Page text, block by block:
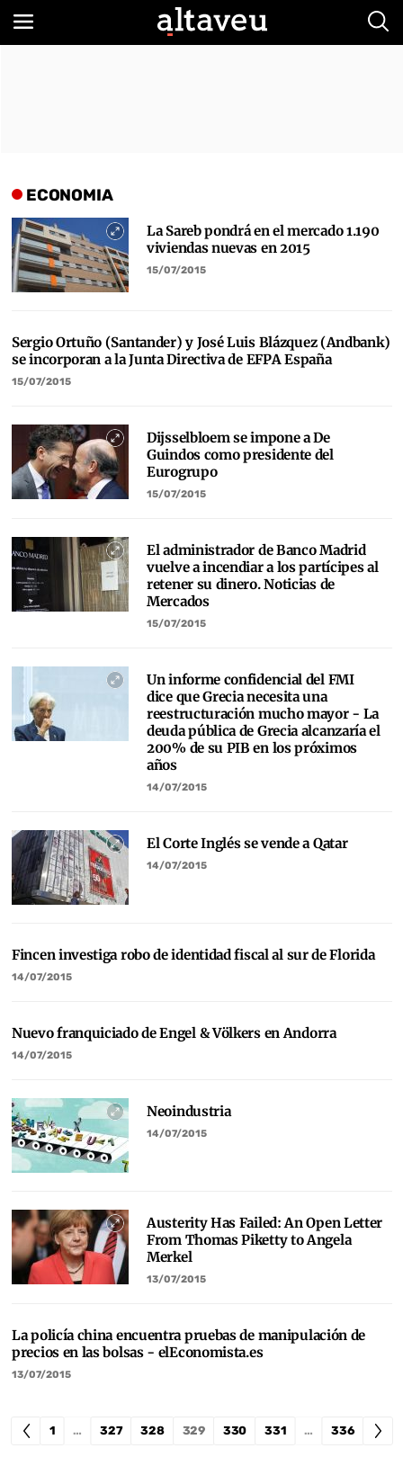
ECONOMIA
La Sareb pondrá en el mercado 1.190
viviendas nuevas en 2015
15/07/2015
Sergio Ortuño (Santander) y José Luis Blázquez (Andbank)
se incorporan a la Junta Directiva de EFPA España
15/07/2015
Dijsselbloem se impone a De
Guindos como presidente del
Eurogrupo
15/07/2015
El administrador de Banco Madrid
vuelve a incendiar a los partícipes al
retener su dinero. Noticias de
Mercados
15/07/2015
Un informe confidencial del FMI
dice que Grecia necesita una
reestructuración mucho mayor - La
deuda pública de Grecia alcanzaría el
200% de su PIB en los próximos
años
14/07/2015
El Corte Inglés se vende a Qatar
14/07/2015
Fincen investiga robo de identidad fiscal al sur de Florida
14/07/2015
Nuevo franquiciado de Engel & Völkers en Andorra
14/07/2015
Neoindustria
14/07/2015
Austerity Has Failed: An Open Letter
From Thomas Piketty to Angela
Merkel
13/07/2015
La policía china encuentra pruebas de manipulación de
precios en las bolsas - elEconomista.es
13/07/2015
1 … 327 328 329 330 331 … 336